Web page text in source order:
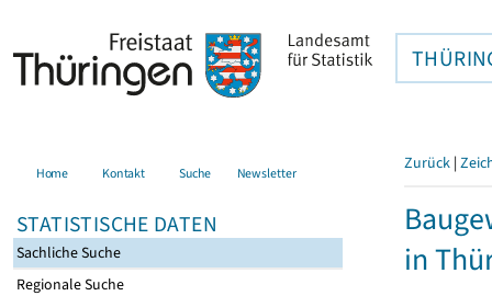
Home Kontakt Suche Newsletter
STATISTISCHE DATEN
Sachliche Suche
Regionale Suche
Zurück |
in